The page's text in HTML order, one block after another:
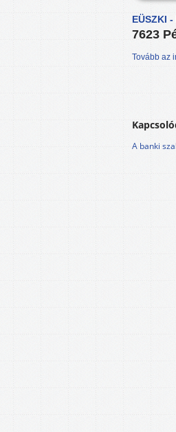
EÜSZKI
7623
Tovább az
A banki